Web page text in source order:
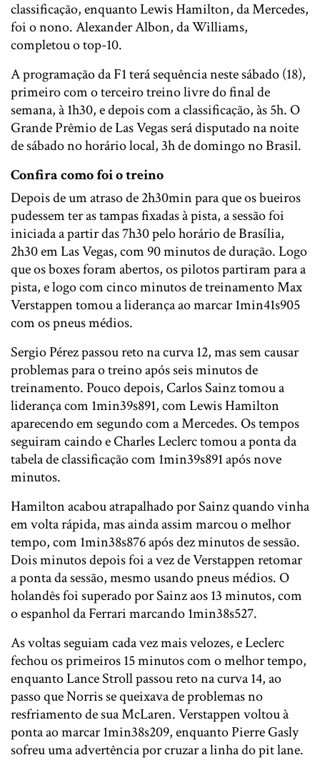
classificação, enquanto Lewis Hamilton, da Mercedes,
foi o nono. Alexander Albon, da Williams,
completou o top-10.
A programação da F1 terá sequência neste sábado (18),
primeiro com o terceiro treino livre do final de
semana, à 1h30, e depois com a classificação, às 5h. O
Grande Prêmio de Las Vegas será disputado na noite
de sábado no horário local, 3h de domingo no Brasil.
Confira como foi o treino
Depois de um atraso de 2h30min para que os bueiros
pudessem ter as tampas fixadas à pista, a sessão foi
iniciada a partir das 7h30 pelo horário de Brasília,
2h30 em Las Vegas, com 90 minutos de duração. Logo
que os boxes foram abertos, os pilotos partiram para a
pista, e logo com cinco minutos de treinamento Max
Verstappen tomou a liderança ao marcar 1min41s905
com os pneus médios.
Sergio Pérez passou reto na curva 12, mas sem causar
problemas para o treino após seis minutos de
treinamento. Pouco depois, Carlos Sainz tomou a
liderança com 1min39s891, com Lewis Hamilton
aparecendo em segundo com a Mercedes. Os tempos
seguiram caindo e Charles Leclerc tomou a ponta da
tabela de classificação com 1min39s891 após nove
minutos.
Hamilton acabou atrapalhado por Sainz quando vinha
em volta rápida, mas ainda assim marcou o melhor
tempo, com 1min38s876 após dez minutos de sessão.
Dois minutos depois foi a vez de Verstappen retomar
a ponta da sessão, mesmo usando pneus médios. O
holandês foi superado por Sainz aos 13 minutos, com
o espanhol da Ferrari marcando 1min38s527.
As voltas seguiam cada vez mais velozes, e Leclerc
fechou os primeiros 15 minutos com o melhor tempo,
enquanto Lance Stroll passou reto na curva 14, ao
passo que Norris se queixava de problemas no
resfriamento de sua McLaren. Verstappen voltou à
ponta ao marcar 1min38s209, enquanto Pierre Gasly
sofreu uma advertência por cruzar a linha do pit lane.